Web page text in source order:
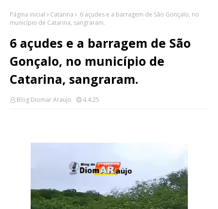
Página inicial Catarina
6 açudes e a barragem de São Gonçalo, no
município de Catarina, sangraram.
6 açudes e a barragem de São
Gonçalo, no município de
Catarina, sangraram.
Blog Diomar Araujo 4.4.25